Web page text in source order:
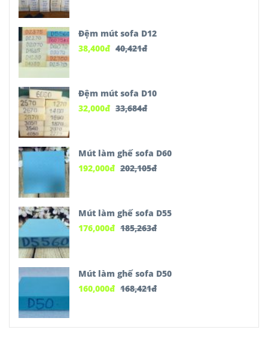
Đệm mút sofa D12
38,400đ 40,421đ
Đệm mút sofa D10
32,000đ 33,684đ
Mút làm ghế sofa D60
192,000đ 202,105đ
Mút làm ghế sofa D55
176,000đ 185,263đ
Mút làm ghế sofa D50
160,000đ 168,421đ